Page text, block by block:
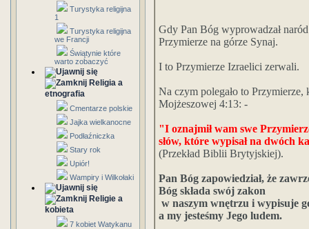
Turystyka religijna
1
Turystyka religijna
we Francji
Świątynie które
warto zobaczyć
Religia a
etnografia
Cmentarze polskie
Jajka wielkanocne
Podłaźniczka
Stary rok
Upiór!
Wampiry i Wilkołaki
Religie a
kobieta
7 kobiet Watykanu
Gdy Pan Bóg wyprowadzał
Przymierze na górze Synaj.
I to Przymierze Izraelici zerwali.
Na czym polegało to
Mojżeszowej 4:13: -
"I oznajmił wam swe
słów, które wypisał na dwóch
(Przekład Biblii Brytyjskiej).
Pan Bóg zapowiedział, że
Bóg składa swój zakon
w naszym wnętrzu i wypisuje
a my jesteśmy Jego ludem.